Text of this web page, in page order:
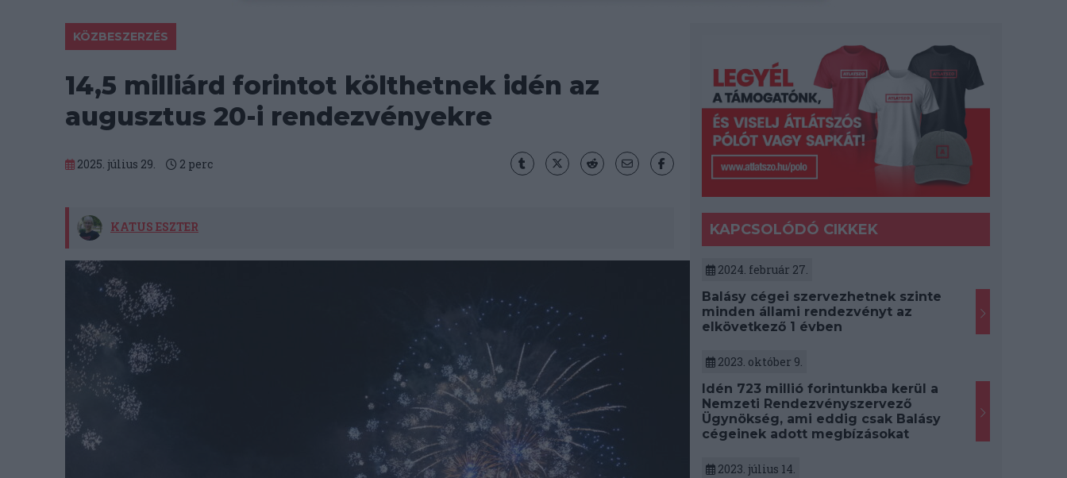
KÖZBESZERZÉS
14,5 milliárd forintot költhetnek idén az
augusztus 20-i rendezvényekre
2025. július 29. 2 perc
KATUS ESZTER KAPCSOLÓDÓ CIKKEK
2024. február 27.
Balásy cégei szervezhetnek szinte
minden állami rendezvényt az
elkövetkező 1 évben
2023. október 9.
Idén 723 millió forintunkba kerül a
Nemzeti Rendezvényszervező
Ügynökség, ami eddig csak Balásy
cégeinek adott megbízásokat
2023. július 14.